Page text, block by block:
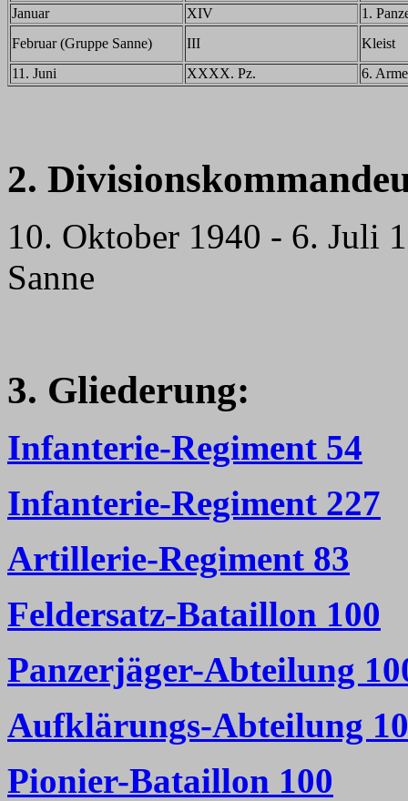
Januar
XIV
1.
Februar (Gruppe Sanne)
III
Kleist
11. Juni
XXXX. Pz. 6.
2.
10. Oktober 1940 - 6. Juli
Sanne
3. Gliederung:
Infanterie-Regiment 54
Infanterie-Regiment 227
Artillerie-Regiment 83
Feldersatz-Bataillon 100
Panzerjäger-Abteilung
Aufklärungs-Abteilung
Pionier-Bataillon 100